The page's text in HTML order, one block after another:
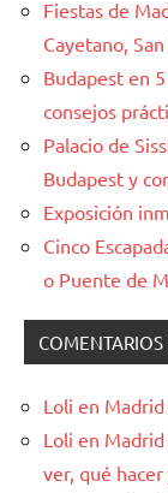
Fiestas de
Cayetano,
Budapest en
consejos
Palacio de
Budapest y
Exposición
Cinco
o Puente de
COMENTARIOS
Loli en Madrid
Loli en Madrid
ver, qué